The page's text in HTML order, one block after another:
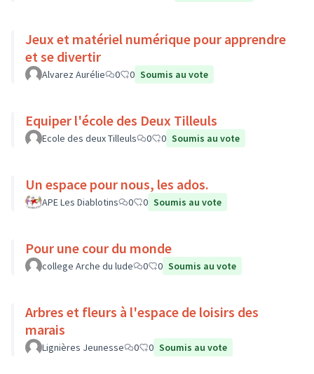
Jeux et matériel numérique pour apprendre
et se divertir
Alvarez Aurélie 0 0 Soumis au vote
Equiper l'école des Deux Tilleuls
Ecole des deux Tilleuls 0 0 Soumis au vote
Un espace pour nous, les ados.
APE Les Diablotins 0 0 Soumis au vote
Pour une cour du monde
college Arche du lude 0 0 Soumis au vote
Arbres et fleurs à l'espace de loisirs des
marais
Lignières Jeunesse 0 0 Soumis au vote